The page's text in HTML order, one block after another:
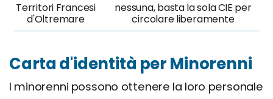
Territori Francesi
d'Oltremare
nessuna, basta la sola CIE per
circolare liberamente
Carta d'identità per Minorenni
I minorenni possono ottenere la loro personale